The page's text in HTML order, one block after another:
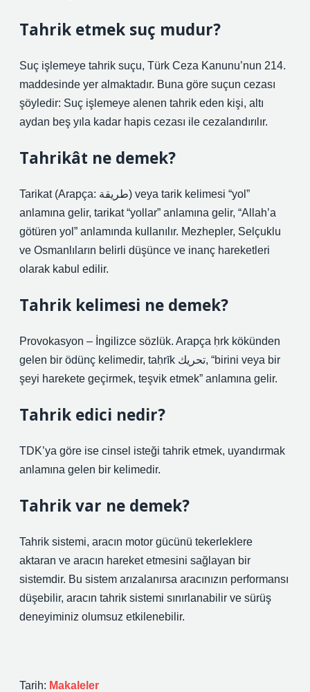
Tahrik etmek suç mudur?
Suç işlemeye tahrik suçu, Türk Ceza Kanunu’nun 214.
maddesinde yer almaktadır. Buna göre suçun cezası
şöyledir: Suç işlemeye alenen tahrik eden kişi, altı
aydan beş yıla kadar hapis cezası ile cezalandırılır.
Tahrikât ne demek?
Tarikat (Arapça: طريقة) veya tarik kelimesi “yol”
anlamına gelir, tarikat “yollar” anlamına gelir, “Allah’a
götüren yol” anlamında kullanılır. Mezhepler, Selçuklu
ve Osmanlıların belirli düşünce ve inanç hareketleri
olarak kabul edilir.
Tahrik kelimesi ne demek?
Provokasyon – İngilizce sözlük. Arapça ḥrk kökünden
gelen bir ödünç kelimedir, taḥrīk تحريك, “birini veya bir
şeyi harekete geçirmek, teşvik etmek” anlamına gelir.
Tahrik edici nedir?
TDK’ya göre ise cinsel isteği tahrik etmek, uyandırmak
anlamına gelen bir kelimedir.
Tahrik var ne demek?
Tahrik sistemi, aracın motor gücünü tekerleklere
aktaran ve aracın hareket etmesini sağlayan bir
sistemdir. Bu sistem arızalanırsa aracınızın performansı
düşebilir, aracın tahrik sistemi sınırlanabilir ve sürüş
deneyiminiz olumsuz etkilenebilir.
Tarih: Makaleler